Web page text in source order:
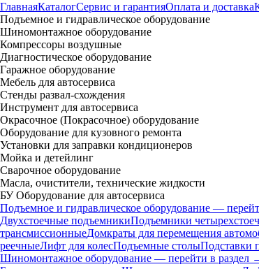
ГлавнаяКаталогСервис и гарантияОплата и доставка
Подъемное и гидравлическое оборудование
Шиномонтажное оборудование
Компрессоры воздушные
Диагностическое оборудование
Гаражное оборудование
Мебель для автосервиса
Стенды развал-схождения
Инструмент для автосервиса
Окрасочное (Покрасочное) оборудование
Оборудование для кузовного ремонта
Установки для заправки кондиционеров
Мойка и детейлинг
Сварочное оборудование
Масла, очистители, технические жидкости
БУ Оборудование для автосервиса
Подъемное и гидравлическое оборудование —
Двухстоечные подъемникиПодъемники
трансмиссионныеДомкраты для перемещения
реечныеЛифт для колесПодъемные столыПодставки
Шиномонтажное оборудование — перейти в раздел